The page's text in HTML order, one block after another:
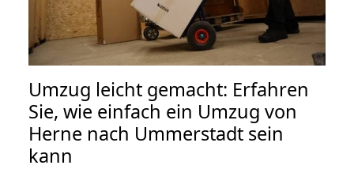
Umzug leicht gemacht: Erfahren
Sie, wie einfach ein Umzug von
Herne nach Ummerstadt sein
kann